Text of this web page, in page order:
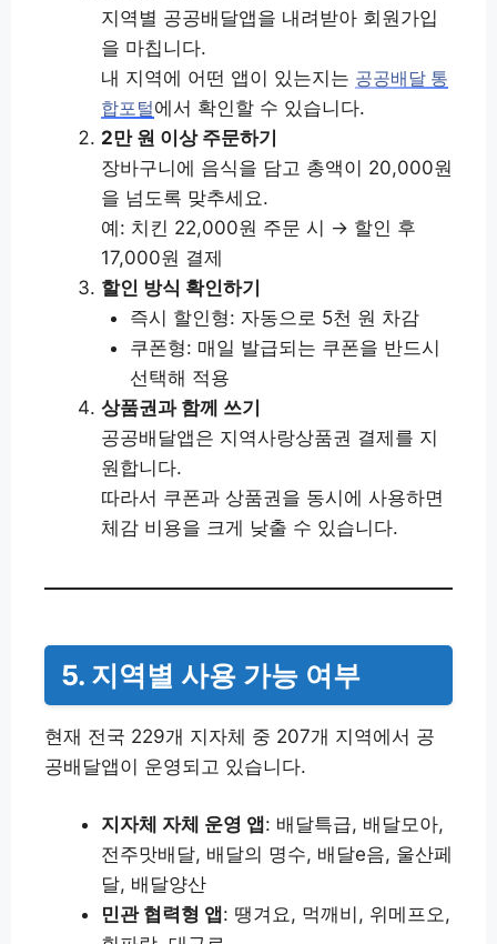
지역별 공공배달앱을 내려받아 회원가입
을 마칩니다.
내 지역에 어떤 앱이 있는지는 공공배달 통
합포털에서 확인할 수 있습니다.
2만 원 이상 주문하기
장바구니에 음식을 담고 총액이 20,000원
을 넘도록 맞추세요.
예: 치킨 22,000원 주문 시 → 할인 후
17,000원 결제
할인 방식 확인하기
즉시 할인형: 자동으로 5천 원 차감
쿠폰형: 매일 발급되는 쿠폰을 반드시
선택해 적용
상품권과 함께 쓰기
공공배달앱은 지역사랑상품권 결제를 지
원합니다.
따라서 쿠폰과 상품권을 동시에 사용하면
체감 비용을 크게 낮출 수 있습니다.
5. 지역별 사용 가능 여부
현재 전국 229개 지자체 중 207개 지역에서 공
공배달앱이 운영되고 있습니다.
지자체 자체 운영 앱 : 배달특급, 배달모아,
전주맛배달, 배달의 명수, 배달e음, 울산페
달, 배달양산
민관 협력형 앱 : 땡겨요, 먹깨비, 위메프오,